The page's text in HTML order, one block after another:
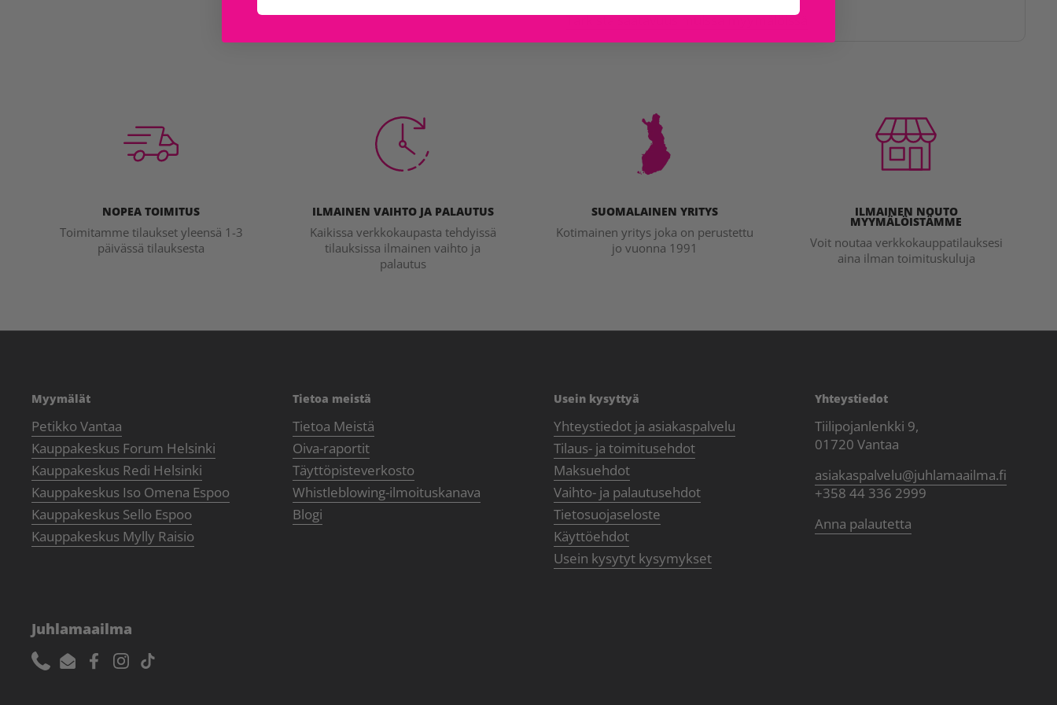
Tarkista saatavuus muissa myymälöissä
NOPEA TOIMITUS
Toimitamme tilaukset yleensä 1-3
päivässä tilauksesta
ILMAINEN VAIHTO JA PALAUTUS
Kaikissa verkkokaupasta tehdyissä
tilauksissa ilmainen vaihto ja
palautus
SUOMALAINEN YRITYS
Kotimainen yritys joka on perustettu
jo vuonna 1991
ILMAINEN NOUTO
MYYMÄLÖISTÄMME
Voit noutaa verkkokauppatilauksesi
aina ilman toimituskuluja
Myymälät
Petikko Vantaa
Kauppakeskus Forum Helsinki
Kauppakeskus Redi Helsinki
Kauppakeskus Iso Omena Espoo
Kauppakeskus Sello Espoo
Kauppakeskus Mylly Raisio
Tietoa meistä
Tietoa Meistä
Oiva-raportit
Täyttöpisteverkosto
Whistleblowing-ilmoituskanava
Blogi
Usein kysyttyä
Yhteystiedot ja asiakaspalvelu
Tilaus- ja toimitusehdot
Maksuehdot
Vaihto- ja palautusehdot
Tietosuojaseloste
Käyttöehdot
Usein kysytyt kysymykset
Yhteystiedot
Tiilipojanlenkki 9,
01720 Vantaa
asiakaspalvelu@juhlamaailma.fi
+358 44 336 2999
Anna palautetta
Juhlamaailma
PhoneEmailFacebook
Instagram
TikTok